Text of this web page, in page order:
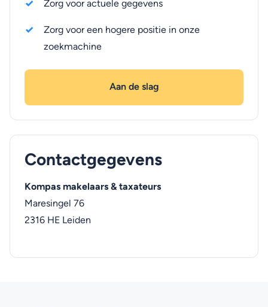
Zorg voor actuele gegevens
Zorg voor een hogere positie in onze
zoekmachine
Aan de slag
Contactgegevens
Kompas makelaars & taxateurs
Maresingel 76
2316 HE Leiden